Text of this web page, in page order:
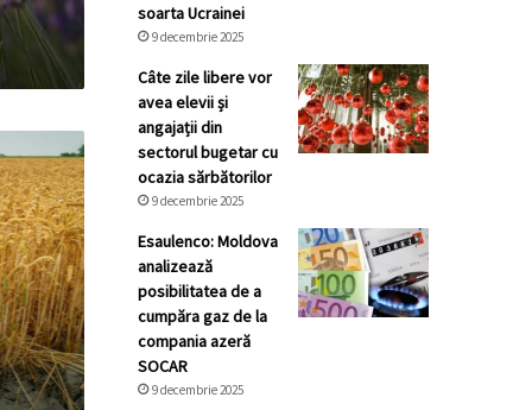
soarta Ucrainei
9 decembrie 2025
Câte zile libere vor
avea elevii și
angajații din
sectorul bugetar cu
ocazia sărbătorilor
9 decembrie 2025
Esaulenco: Moldova
analizează
posibilitatea de a
cumpăra gaz de la
compania azeră
SOCAR
9 decembrie 2025